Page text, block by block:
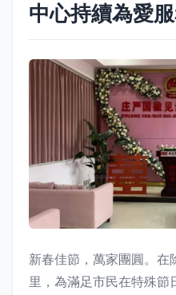
中心持續為愛
新春佳節，萬家團圓。在
里，為滿足市民在特殊節